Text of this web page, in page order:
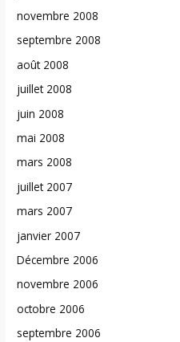
novembre 2008
septembre 2008
août 2008
juillet 2008
juin 2008
mai 2008
mars 2008
juillet 2007
mars 2007
janvier 2007
Décembre 2006
novembre 2006
octobre 2006
septembre 2006